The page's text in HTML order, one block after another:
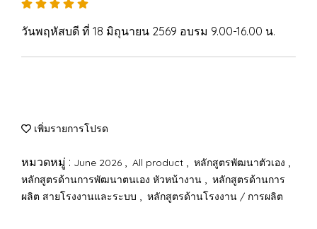
วันพฤหัสบดี ที่ 18 มิถุนายน 2569 อบรม 9.00-16.00 น.
เพิ่มรายการโปรด
หมวดหมู่ : June 2026 , All product , หลักสูตรพัฒนาตัวเอง ,
หลักสูตรด้านการพัฒนาตนเอง หัวหน้างาน , หลักสูตรด้านการ
ผลิต สายโรงงานและระบบ , หลักสูตรด้านโรงงาน / การผลิต